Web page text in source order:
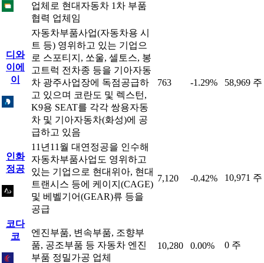
업체로 현대자동차 1차 부품
협력 업체임
디와
이에
이
자동차부품사업(자동차용 시
트 등) 영위하고 있는 기업으
로 스포티지, 쏘울, 셀토스, 봉
고트럭 전차종 등을 기아자동
차 광주사업장에 독점공급하
고 있으며 코란도 및 렉스턴,
K9용 SEAT를 각각 쌍용자동
차 및 기아자동차(화성)에 공
급하고 있음
763 -1.29% 58,969 주
인화
정공
11년11월 대연정공을 인수해
자동차부품사업도 영위하고
있는 기업으로 현대위아, 현대
트랜시스 등에 케이지(CAGE)
및 베벨기어(GEAR)류 등을
공급
7,120 -0.42% 10,971 주
코다
코
엔진부품, 변속부품, 조향부
품, 공조부품 등 자동차 엔진
부품 정밀가공 업체
10,280 0.00% 0 주